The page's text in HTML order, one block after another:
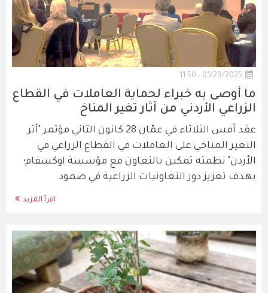
01/29/2025 - 11:50
ما أوصى به خبراء لحماية العاملات في القطاع
الزراعي الأردني من آثار تغير المناخ
عقد أمس الثلاثاء في عمّان 28 كانون الثاني مؤتمر "أثر
التغير المناخي على العاملات في القطاع الزراعي في
الأردن" نظمته تمكين بالتعاون مع مؤسسة اوكسفام؛
بهدف تعزيز دور التعاونيات الزراعية في صمود
اقرأ المزيد